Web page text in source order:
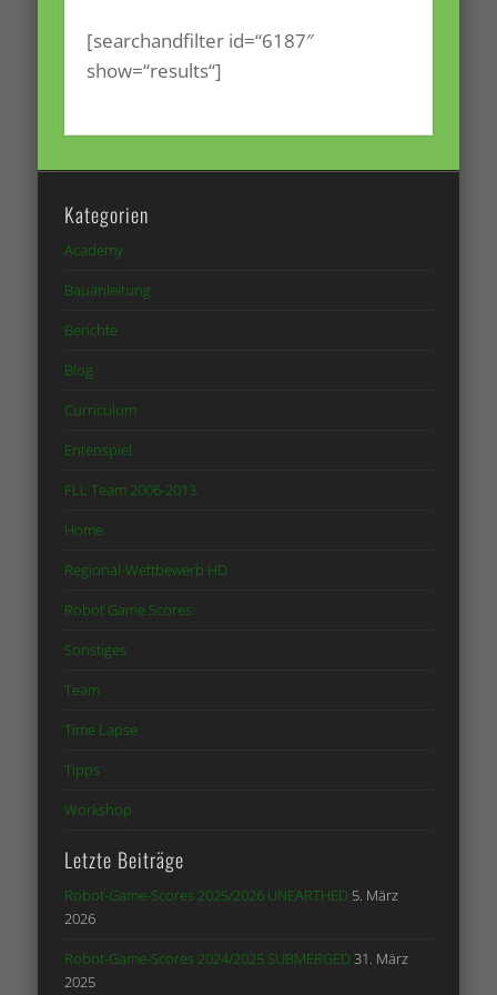
[searchandfilter id=“6187″
show=“results“]
Kategorien
Academy
Bauanleitung
Berichte
Blog
Curriculum
Entenspiel
FLL Team 2006-2013
Home
Regional-Wettbewerb HD
Robot Game Scores
Sonstiges
Team
Time Lapse
Tipps
Workshop
Letzte Beiträge
Robot-Game-Scores 2025/2026 UNEARTHED 5. März
2026
Robot-Game-Scores 2024/2025 SUBMERGED31. März
2025